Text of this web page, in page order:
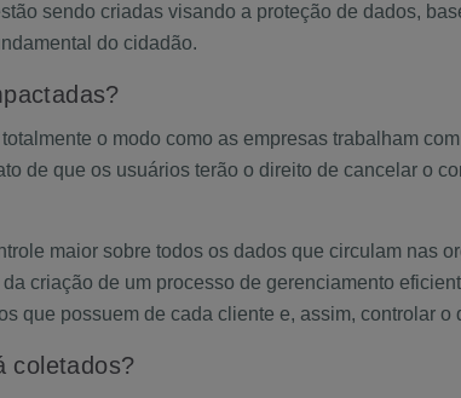
sendo criadas visando a proteção de dados,
do cidadão.
o modo como as empresas trabalham
de que os usuários terão o direito de cancelar o
maior sobre todos os dados que circulam nas
criação de um processo de gerenciamento
que possuem de cada cliente e, assim, controlar o
coletados?